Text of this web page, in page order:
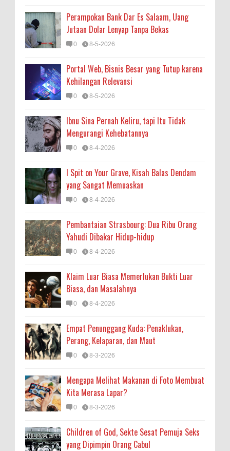
Perampokan Bank Dar Es Salaam, Uang
Jutaan Dolar Lenyap Tanpa Bekas
0 8-5-2026
Portal Web, Bisnis Besar yang Tutup karena
Kehilangan Relevansi
0 8-5-2026
Ibnu Sina Pernah Keliru, tapi Itu Tidak
Mengurangi Kehebatannya
0 8-4-2026
I Spit on Your Grave, Kisah Balas Dendam
yang Sangat Memuaskan
0 8-4-2026
Pembantaian Strasbourg: Dua Ribu Orang
Yahudi Dibakar Hidup-hidup
0 8-4-2026
Klaim Luar Biasa Memerlukan Bukti Luar
Biasa, dan Masalahnya
0 8-4-2026
Empat Penunggang Kuda: Penaklukan,
Perang, Kelaparan, dan Maut
0 8-3-2026
Mengapa Melihat Makanan di Foto Membuat
Kita Merasa Lapar?
0 8-3-2026
Children of God, Sekte Sesat Pemuja Seks
yang Dipimpin Orang Cabul